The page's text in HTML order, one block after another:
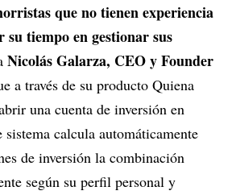
que no tienen experiencia
tiempo en gestionar sus
Nicolás Galarza, CEO y Founder
a través de su producto Quiena
una cuenta de inversión en
calcula automáticamente
de inversión la combinación
según su perfil personal y